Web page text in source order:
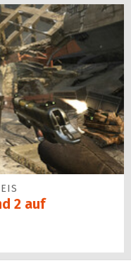
2 auf